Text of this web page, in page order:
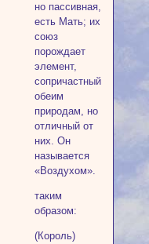
но пассивная,
есть Мать; их
союз
порождает
элемент,
сопричастный
обеим
природам, но
отличный от
них. Он
называется
«Воздухом».
таким
образом:
(Король)